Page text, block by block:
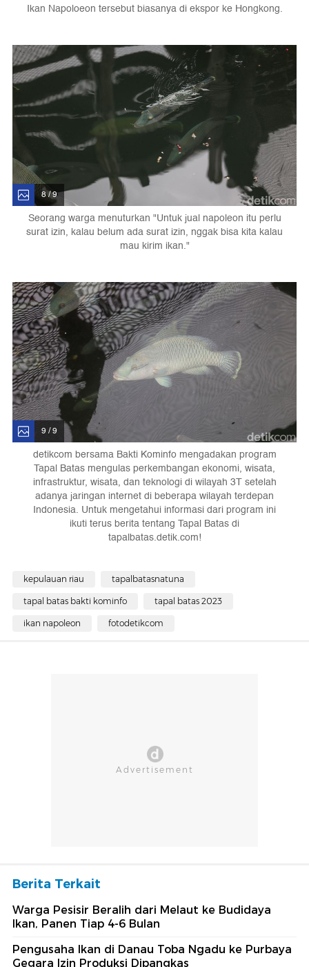
Ikan Napoloeon tersebut biasanya di ekspor ke Hongkong.
8 / 9
Seorang warga menuturkan "Untuk jual napoleon itu perlu
surat izin, kalau belum ada surat izin, nggak bisa kita kalau
mau kirim ikan."
9 / 9
detikcom bersama Bakti Kominfo mengadakan program
Tapal Batas mengulas perkembangan ekonomi, wisata,
infrastruktur, wisata, dan teknologi di wilayah 3T setelah
adanya jaringan internet di beberapa wilayah terdepan
Indonesia. Untuk mengetahui informasi dari program ini
ikuti terus berita tentang Tapal Batas di
tapalbatas.detik.com!
kepulauan riau tapalbatasnatuna
tapal batas bakti kominfo tapal batas 2023
ikan napoleon fotodetikcom